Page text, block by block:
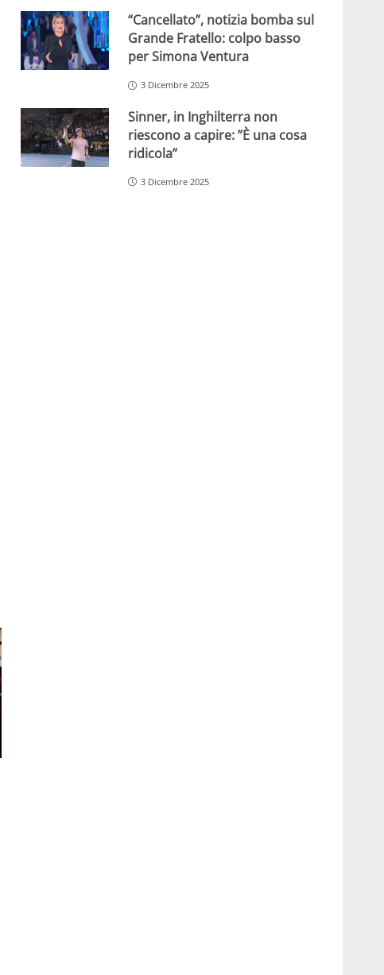
“Cancellato”, notizia bomba sul
Grande Fratello: colpo basso
per Simona Ventura
3 Dicembre 2025
Sinner, in Inghilterra non
riescono a capire: ”È una cosa
ridicola”
3 Dicembre 2025